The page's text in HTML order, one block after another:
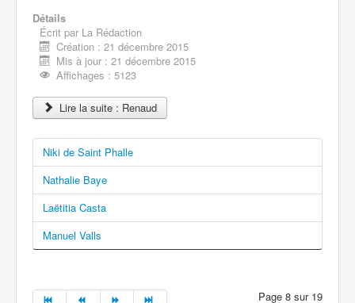
Détails
Écrit par La Rédaction
Création : 21 décembre 2015
Mis à jour : 21 décembre 2015
Affichages : 5123
Lire la suite : Renaud
Niki de Saint Phalle
Nathalie Baye
Laëtitia Casta
Manuel Valls
Page 8 sur 19